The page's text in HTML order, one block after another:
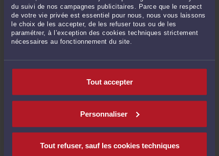
du suivi de nos campagnes publicitaires. Parce que le respect
de votre vie privée est essentiel pour nous, nous vous laissons
le choix de les accepter, de les refuser tous ou de les
paramétrer, à l’exception des cookies techniques strictement
nécessaires au fonctionnement du site.
Tout accepter
Personnaliser
Tout refuser, sauf les cookies techniques
CONSULTER PAR VIDÉO
CONSULTER PAR TÉLÉPHONE
DERNIÈRES PUBLICATIONS
Vous avez financé un investissement locatif avec un prêt en francs suisses ?
Votre montage est peut-être attaquable.-Le 31 juil. 2026 à 10:58
Peut-on contester les intérêts et indemnités réclamés par la banque ?